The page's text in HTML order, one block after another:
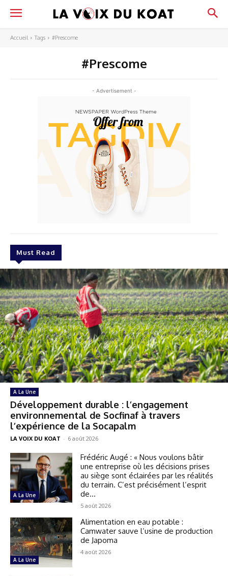
Accueil Tags #Prescome
#Prescome
- Advertisement -
Must Read
A La Une
Développement durable : l’engagement
environnemental de Socfinaf à travers
l’expérience de la Socapalm
LA VOIX DU KOAT - 6 août 2026
A La Une
Frédéric Augé : « Nous voulons bâtir
une entreprise où les décisions prises
au siège sont éclairées par les réalités
du terrain. C’est précisément l’esprit
de...
5 août 2026
A La Une
Alimentation en eau potable :
Camwater sauve l’usine de production
de Japoma
4 août 2026